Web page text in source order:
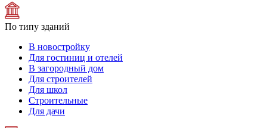
По типу зданий
В новостройку
Для гостиниц и отелей
В загородный дом
Для строителей
Для школ
Строительные
Для дачи